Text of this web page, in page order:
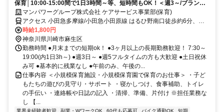
保育│10:00-15:00間で1日3時間～等、短時間もOK！＜週3～/ブランク
応援＞日払いOK
マンパワーグループ株式会社 ケアサービス事業部(保育)
アクセス 小田急多摩線/小田急小田原線 はるひ野南口徒歩約6分、小
田急多摩線/小田急小田原線 黒川（神奈川県）南口徒歩約12分、京王
相模原線 若葉台徒歩約15分 車・バイク通勤OK(派遣先による)
時給1,800円
神奈川県川崎市麻生区
勤務時間 ●月末までの短期ok！ ●3ヶ月以上の長期勤務歓迎！ 7:30～
19:00(内1日3h～) ●週3日～ ●週5フルタイムの方も大歓迎 ●土日祝休
み可 ●基本的に残業なし ●午前のみ、午後の...
仕事内容 ＜小規模保育施設・小規模保育園で保育のお仕事＞ ・子ど
もたちの遊びの見守り・サポート ・寝かしつけ、食事補助、トイレ
の手伝い ・連絡帳や日誌の記入 ・清掃、準備、片付け ※担任業務な
し 【...
業界未経験者歓迎 副業・WワークOK 60代も応募可 バイク通勤OK
短期